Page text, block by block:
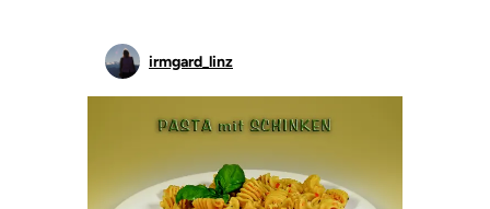
irmgard_linz